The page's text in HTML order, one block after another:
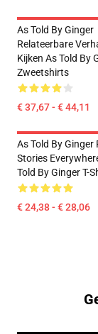
As Told By Ginger
Relateerbare
Kijken As Told By
Zweetshirts
€ 37,67 - € 44,11
As Told By Ginger
Stories
Told By Ginger T-
€ 24,38 - € 28,06